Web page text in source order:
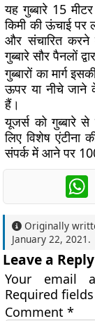
यह गुब्बारे 15
किमी की ऊंचाई पर
और संचारित
गुब्बारे सौर पैनलों
गुब्बारों का मार्ग
ऊपर या नीचे जाने
हैं।
यूजर्स को गुब्बारे
लिए विशेष एंटीना
संपर्क में आने पर
Originally
January 22, 2021 .
Leave a Reply
Your email
Required
Comment*